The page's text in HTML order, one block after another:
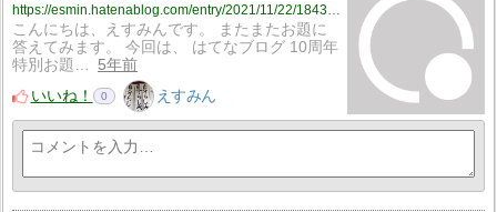
こんにちは、えすみんです。 またまたお題に
答えてみます。 今回は、 はてなブログ 10周年
特別お題…
5年前
いいね！
0 えすみん